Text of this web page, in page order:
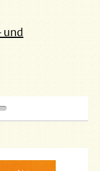
und